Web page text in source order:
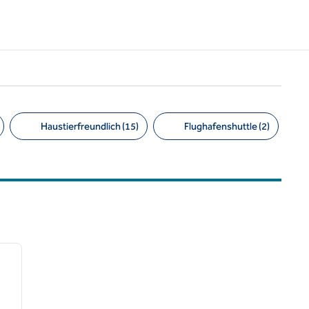
Haustierfreundlich (15) Flughafenshuttle (2)
nächstes Bild